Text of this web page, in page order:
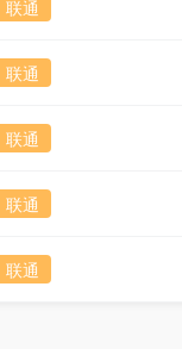
联通
联通
联通
联通
联通